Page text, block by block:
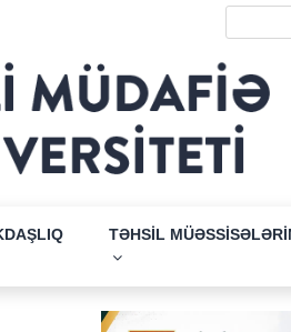
TƏHSİL